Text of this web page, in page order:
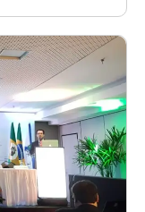
Alberto